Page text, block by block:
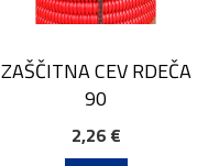
ZAŠČITNA CEV RDEČA
90
2,26 €